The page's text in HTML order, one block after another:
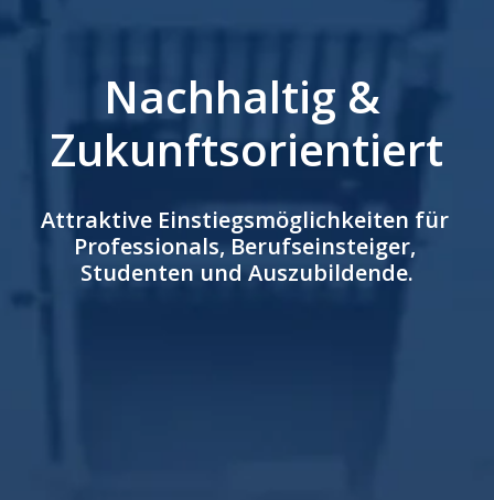
Nachhaltig &
Zukunftsorientiert
Attraktive Einstiegsmöglichkeiten für
Professionals, Berufseinsteiger,
Studenten und Auszubildende.